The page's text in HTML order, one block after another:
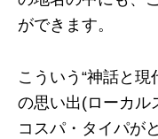
ができます。
こういう“神話と
の思い出(ローカル
コスパ・タイパが